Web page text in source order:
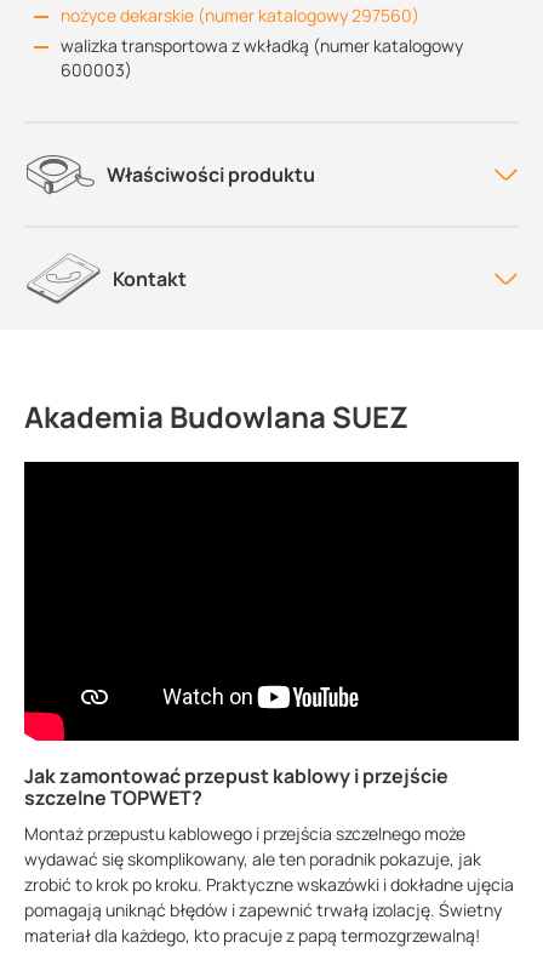
nożyce dekarskie (numer katalogowy 297560)
walizka transportowa z wkładką (numer katalogowy
600003)
Właściwości produktu
Kontakt
Akademia Budowlana SUEZ
Jak zamontować przepust kablowy i przejście
szczelne TOPWET?
Montaż przepustu kablowego i przejścia szczelnego może
wydawać się skomplikowany, ale ten poradnik pokazuje, jak
zrobić to krok po kroku. Praktyczne wskazówki i dokładne ujęcia
pomagają uniknąć błędów i zapewnić trwałą izolację. Świetny
materiał dla każdego, kto pracuje z papą termozgrzewalną!